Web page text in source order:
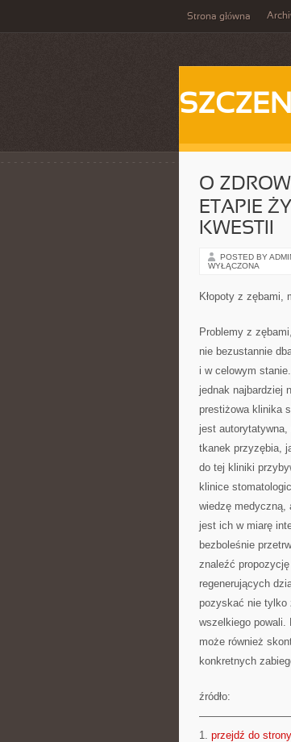
Strona główna
O
ETAPIE
KWESTII
POSTED BY
WYŁĄCZONA
Kłopoty z zębami,
Problemy z
nie bezustannie
i w celowym
jednak najbardziej
prestiżowa klinika
jest
tkanek przyzębia,
do tej kliniki
klinice
wiedzę medyczną,
jest ich w miarę
bezboleśnie
znaleźć
regenerujących
pozyskać nie tylko
wszelkiego powali.
może również
konkretnych
źródło:
1. przejdź do strony